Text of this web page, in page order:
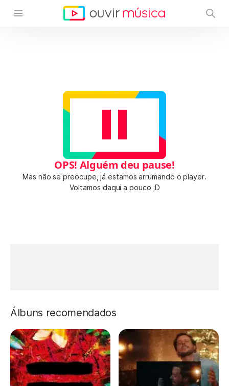
OPS! Alguém deu pause!
Mas não se preocupe, já estamos arrumando o player.
Voltamos daqui a pouco ;D
Álbuns recomendados